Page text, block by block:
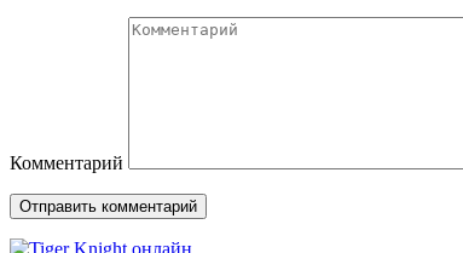
Комментарий